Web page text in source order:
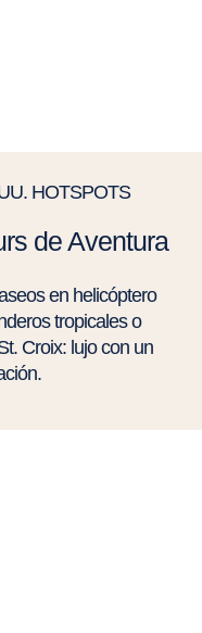
HOTSPOTS
de Aventura
en helicóptero
tropicales o
Croix: lujo con un